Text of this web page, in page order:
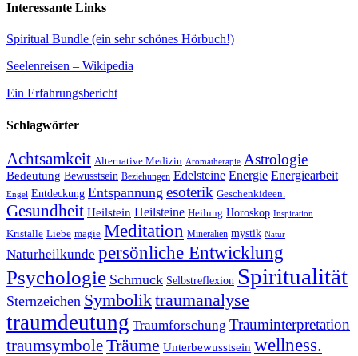
Interessante Links
Spiritual Bundle (ein sehr schönes Hörbuch!)
Seelenreisen – Wikipedia
Ein Erfahrungsbericht
Schlagwörter
Achtsamkeit Alternative Medizin Aromatherapie Astrologie
Bedeutung Bewusstsein Beziehungen Edelsteine Energie Energiearbeit
Engel Entdeckung Entspannung esoterik Geschenkideen.
Gesundheit Heilstein Heilsteine Heilung Horoskop Inspiration
Kristalle Liebe magie Meditation Mineralien mystik Natur
Naturheilkunde persönliche Entwicklung
Psychologie Schmuck Selbstreflexion Spiritualität
Sternzeichen Symboliktraumanalyse
traumdeutung Traumforschung Trauminterpretation
traumsymboleTräume Unterbewusstsein wellness.